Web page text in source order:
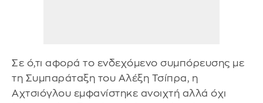
Σε ό,τι αφορά το ενδεχόμενο συμπόρευσης με
τη Συμπαράταξη του Αλέξη Τσίπρα, η
Αχτσιόγλου εμφανίστηκε ανοιχτή αλλά όχι